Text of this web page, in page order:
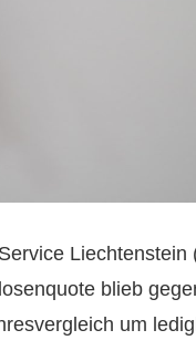
Liechtenstein
blieb
um